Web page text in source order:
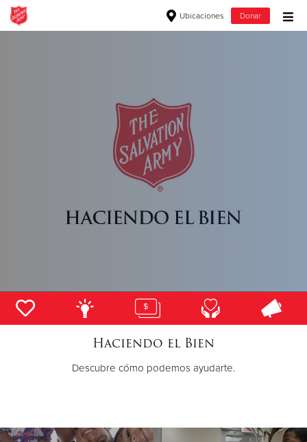
Ubicaciones Donar
Donar ropa, muebles y artículos para el hogar
$500
Otro
Donate
Haciendo el Bien
Descubre cómo podemos ayudarte.